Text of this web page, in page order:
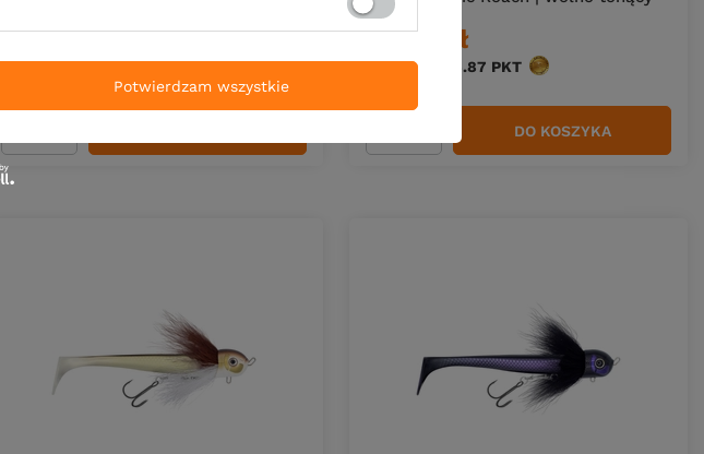
78,39 zł
Kup za: 2586.87PKTpunktów
78,39 zł
Kup za: 2586.87 PKT punktów
Ilość produktów DO KOSZYKA
Potwierdzam wszystkie